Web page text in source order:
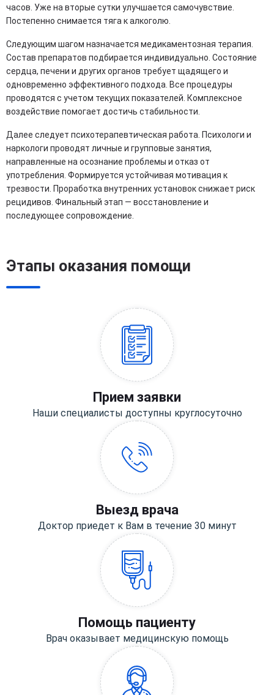
часов. Уже на вторые сутки улучшается самочувствие.
Постепенно снимается тяга к алкоголю.
Следующим шагом назначается медикаментозная терапия.
Состав препаратов подбирается индивидуально. Состояние
сердца, печени и других органов требует щадящего и
одновременно эффективного подхода. Все процедуры
проводятся с учетом текущих показателей. Комплексное
воздействие помогает достичь стабильности.
Далее следует психотерапевтическая работа. Психологи и
наркологи проводят личные и групповые занятия,
направленные на осознание проблемы и отказ от
употребления. Формируется устойчивая мотивация к
трезвости. Проработка внутренних установок снижает риск
рецидивов. Финальный этап — восстановление и
последующее сопровождение.
Этапы оказания помощи
Прием заявки
Наши специалисты доступны круглосуточно
Выезд врача
Доктор приедет к Вам в течение 30 минут
Помощь пациенту
Врач оказывает медицинскую помощь